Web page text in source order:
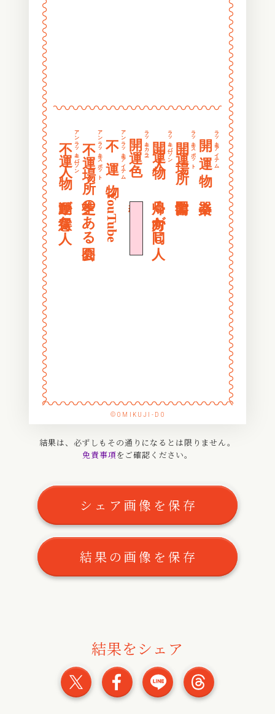
〰〰〰〰〰〰〰〰〰〰〰〰〰〰〰
開 運 物ラッキーアイテム
開運場所ラッキースポット
開運人物ラッキーパーソン
帰る方向が同じ人
開 運 色ラッキーカラー
不 運 物アンラッキーアイテム
YouTube
不運場所アンラッキースポット
芝生のある公園
不運人物アンラッキーパーソン
運動が得意な人
〰〰〰〰〰〰〰〰〰〰〰〰〰
〰
〰
〰
〰
〰
〰
〰
〰
〰
〰
〰
〰
〰
〰
〰
〰
〰
〰
〰
〰
〰
〰
〰
〰
〰
〰
〰
〰
〰
〰
〰
〰
〰
〰
〰
〰
〰
〰
〰
〰
〰
〰
〰
〰
〰
〰
〰
〰
〰
〰
〰
〰
〰
〰
〰
©OMIKUJI-DO
結果は、必ずしもその通りになるとは限りません。
免責事項をご確認ください。
シェア画像を保存
結果の画像を保存
結果をシェア
おみくじの結果をXでシェア
おみくじの結果を
おみくじの結